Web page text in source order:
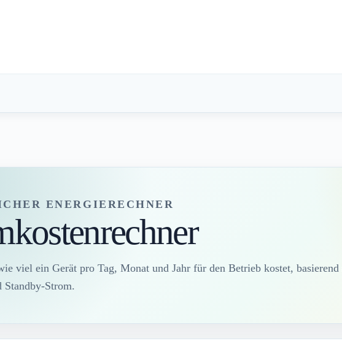
ENERGIERECHNER
viel ein Gerät pro Tag, Monat und Jahr für den Betrieb kostet,
Standby-Strom.